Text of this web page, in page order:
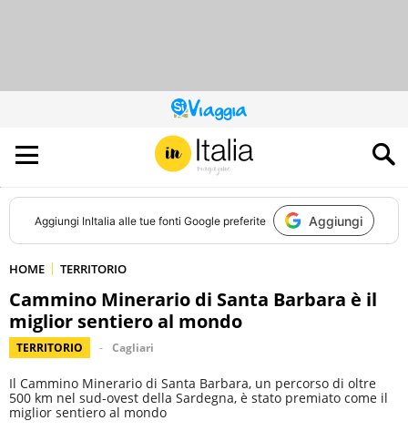
QUESTO
SITO
CONTRIBUISCE
ALL’AUDIENCE
DI
Aggiungi InItalia alle tue fonti Google preferite Aggiungi
HOME TERRITORIO
Cammino Minerario di Santa Barbara è il
miglior sentiero al mondo
TERRITORIO Cagliari
Il Cammino Minerario di Santa Barbara, un percorso di oltre
500 km nel sud-ovest della Sardegna, è stato premiato come il
miglior sentiero al mondo